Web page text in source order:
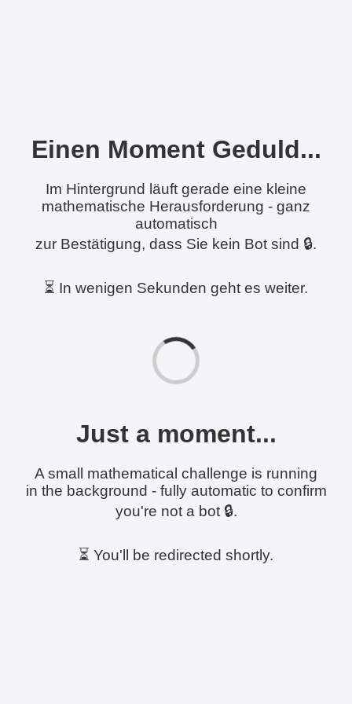
Einen Moment Geduld...
Im Hintergrund läuft gerade eine kleine
mathematische Herausforderung - ganz
automatisch
zur Bestätigung, dass Sie kein Bot sind 🔒.
⏳ In wenigen Sekunden geht es weiter.
Just a moment...
A small mathematical challenge is running
in the background - fully automatic to confirm
you're not a bot 🔒.
⏳ You'll be redirected shortly.